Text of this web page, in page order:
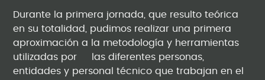
Durante la primera jornada, que resulto teórica
en su totalidad, pudimos realizar una primera
aproximación a la metodología y herramientas
utilizadas por las diferentes personas,
entidades y personal técnico que trabajan en el